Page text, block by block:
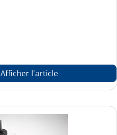
Afficher l'article